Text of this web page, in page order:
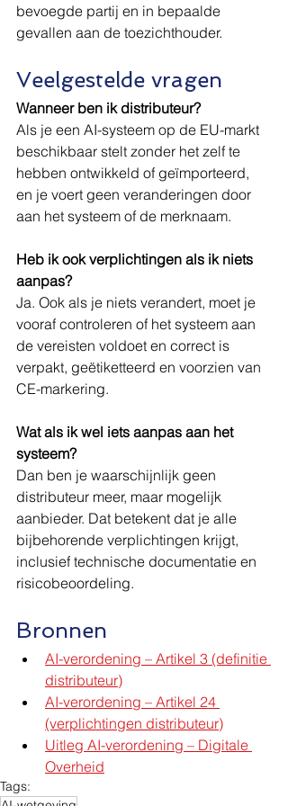
bevoegde partij en in bepaalde
gevallen aan de toezichthouder.
Veelgestelde vragen
Wanneer ben ik distributeur?
Als je een AI-systeem op de EU-markt
beschikbaar stelt zonder het zelf te
hebben ontwikkeld of geïmporteerd,
en je voert geen veranderingen door
aan het systeem of de merknaam.
Heb ik ook verplichtingen als ik niets
aanpas?
Ja. Ook als je niets verandert, moet je
vooraf controleren of het systeem aan
de vereisten voldoet en correct is
verpakt, geëtiketteerd en voorzien van
CE-markering.
Wat als ik wel iets aanpas aan het
systeem?
Dan ben je waarschijnlijk geen
distributeur meer, maar mogelijk
aanbieder. Dat betekent dat je alle
bijbehorende verplichtingen krijgt,
inclusief technische documentatie en
risicobeoordeling.
Bronnen
AI-verordening – Artikel 3 (definitie
distributeur)
AI-verordening – Artikel 24
(verplichtingen distributeur)
Uitleg AI-verordening – Digitale
Overheid
Tags: